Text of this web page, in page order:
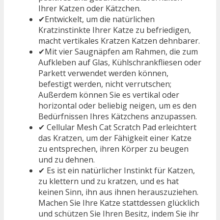
Ihrer Katzen oder Kätzchen.
✔Entwickelt, um die natürlichen
Kratzinstinkte Ihrer Katze zu befriedigen,
macht vertikales Kratzen Katzen dehnbarer.
✔Mit vier Saugnäpfen am Rahmen, die zum
Aufkleben auf Glas, Kühlschrankfliesen oder
Parkett verwendet werden können,
befestigt werden, nicht verrutschen;
Außerdem können Sie es vertikal oder
horizontal oder beliebig neigen, um es den
Bedürfnissen Ihres Kätzchens anzupassen.
✔ Cellular Mesh Cat Scratch Pad erleichtert
das Kratzen, um der Fähigkeit einer Katze
zu entsprechen, ihren Körper zu beugen
und zu dehnen.
✔ Es ist ein natürlicher Instinkt für Katzen,
zu klettern und zu kratzen, und es hat
keinen Sinn, ihn aus ihnen herauszuziehen.
Machen Sie Ihre Katze stattdessen glücklich
und schützen Sie Ihren Besitz, indem Sie ihr